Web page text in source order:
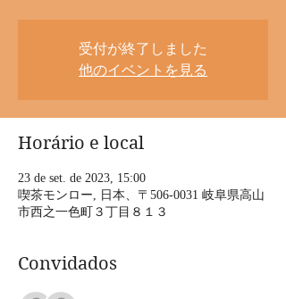
受付が終了しました
他のイベントを見る
Horário e local
23 de set. de 2023, 15:00
喫茶モンロー, 日本、〒506-0031 岐阜県高山
市西之一色町３丁目８１３
Convidados